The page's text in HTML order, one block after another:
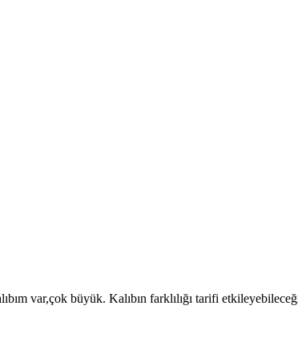
var,çok büyük. Kalıbın farklılığı tarifi